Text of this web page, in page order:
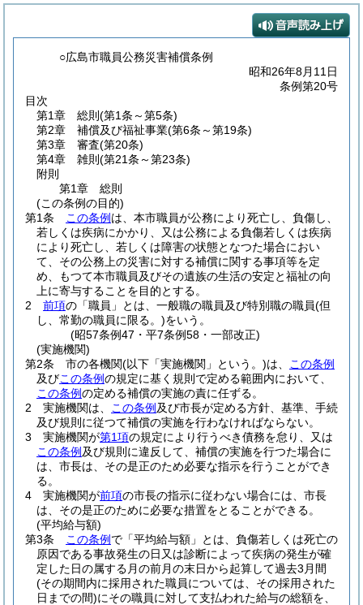
○広島市職員公務災害補償条例
昭和26年8月11日
条例第20号
目次
第1章
総則 (第1条～第5条)
第2章
補償及び福祉事業(第6条～第19条)
第3章
審査(第20条)
第4章
雑則 (第21条～第23条)
附則
第1章
総則
(この条例の目的)
第1条
この条例 は、本市職員が公務により死亡し、負傷し、
若しくは疾病にかかり、又は公務による負傷若しくは疾病
により死亡し、若しくは障害の状態となつた場合におい
て、その公務上の災害に対する補償に関する事項等を定
め、もつて本市職員及びその遺族の生活の安定と福祉の向
上に寄与することを目的とする。
2
前項の「職員」とは、一般職の職員及び特別職の職員(但
し、常勤の職員に限る。)をいう。
(昭57条例47・平7条例58・一部改正)
(実施機関)
第2条
市の各機関(以下「実施機関」という。)は、
この条例
及びこの条例の規定に基く規則で定める範囲内において、
この条例の定める補償の実施の責に任ずる。
2
実施機関は、 この条例 及び市長が定める方針、基準、手続
及び規則に従つて補償の実施を行わなければならない。
3
実施機関が第1項の規定により行うべき債務を怠り、又は
この条例 及び規則に違反して、補償の実施を行つた場合に
は、市長は、その是正のため必要な指示を行うことができ
る。
4
実施機関が前項の市長の指示に従わない場合には、市長
は、その是正のために必要な措置をとることができる。
(平均給与額)
第3条
この条例 で「平均給与額」とは、負傷若しくは死亡の
原因である事故発生の日又は診断によって疾病の発生が確
定した日の属する月の前月の末日から起算して過去3月間
(その期間内に採用された職員については、その採用された
日までの間)にその職員に対して支払われた給与の総額を、